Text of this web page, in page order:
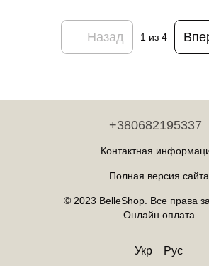
Назад 1 из 4
+380682195337
Контактная
Полная версия сайта
© 2023 BelleShop. Все права
Онлайн оплата
Укр Рус